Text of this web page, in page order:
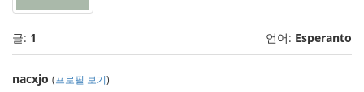
글: 1 언어: Esperanto
nacxjo (프로필 보기)